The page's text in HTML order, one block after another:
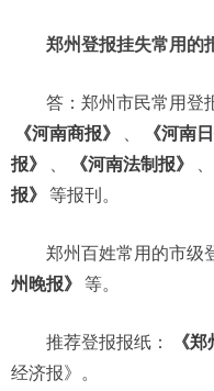
郑州登报挂失常用的
答：郑州市民常用登
《河南商报》
《河南
报》
《河南法制报》
报》
等报刊。
郑州百姓常用的市级
州晚报》
等。
推荐登报报纸： 《
经济报》。